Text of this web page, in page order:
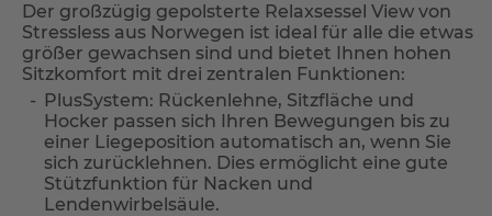
Der großzügig gepolsterte Relaxsessel View von
Stressless aus Norwegen ist ideal für alle die etwas
größer gewachsen sind und bietet Ihnen hohen
Sitzkomfort mit drei zentralen Funktionen:
PlusSystem: Rückenlehne, Sitzfläche und
Hocker passen sich Ihren Bewegungen bis zu
einer Liegeposition automatisch an, wenn Sie
sich zurücklehnen. Dies ermöglicht eine gute
Stützfunktion für Nacken und
Lendenwirbelsäule.